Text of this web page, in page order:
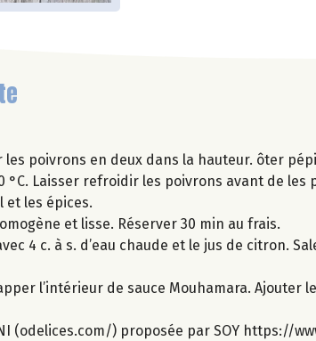
les poivrons en deux dans la hauteur. ôter
°C. Laisser refroidir les poivrons avant de
et les épices.
et lisse. Réserver 30 min au frais.
4 c. à s. d’eau chaude et le jus de citron.
l’intérieur de sauce Mouhamara. Ajouter
(odelices.com/) proposée par SOY https://